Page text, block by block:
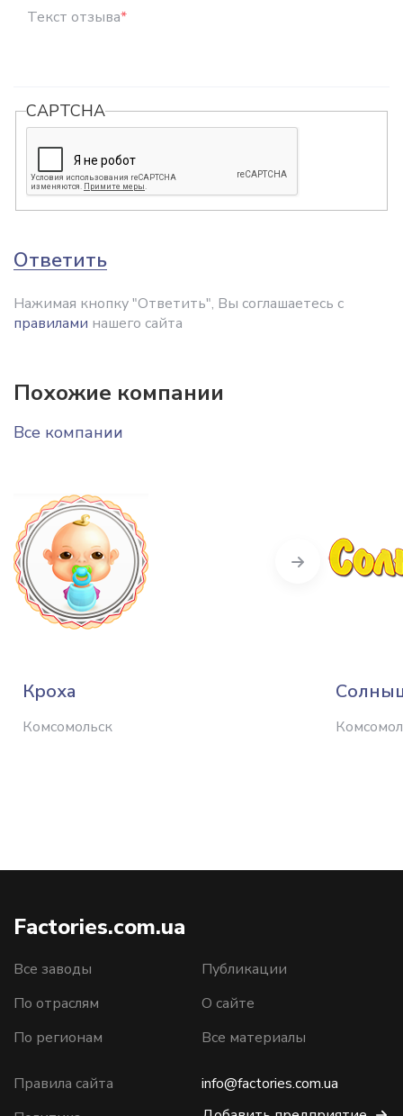
Текст отзыва*
CAPTCHA
Ответить
Нажимая кнопку "Ответить", Вы соглашаетесь с
правилами нашего сайта
Похожие компании
Все компании
Кроха
Комсомольск
Next
Factories.com.ua
Все заводы
По отраслям
По регионам
Публикации
О сайте
Все материалы
Правила сайта
info@factories.com.ua